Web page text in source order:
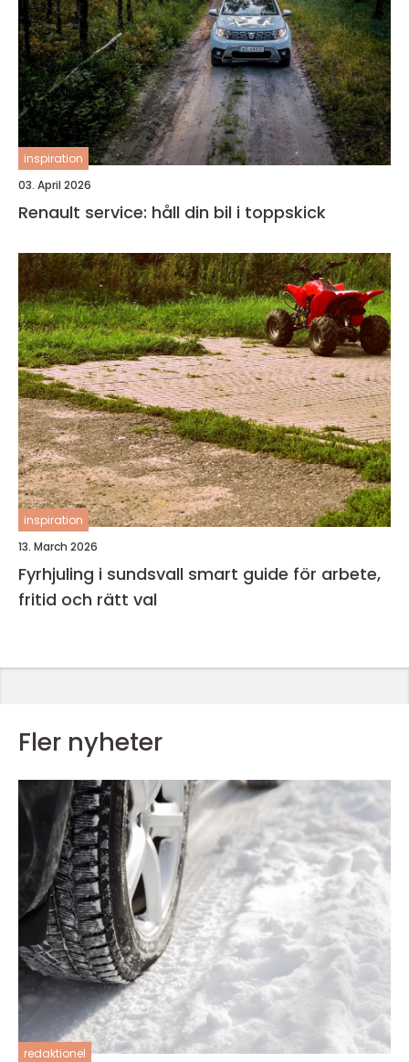
inspiration
03. April 2026
Renault service: håll din bil i toppskick
inspiration
13. March 2026
Fyrhjuling i sundsvall smart guide för arbete,
fritid och rätt val
Fler nyheter
redaktionel